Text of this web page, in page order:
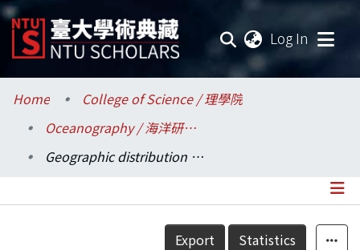
Log In
Communities & Collections
Research Outputs
Home
College of Science / 理學院
Oceanography / 海洋研究所
Geographic distribution of Groundfish resources in the waters off Northern and Northwestern Australia
Details
Export Statistics